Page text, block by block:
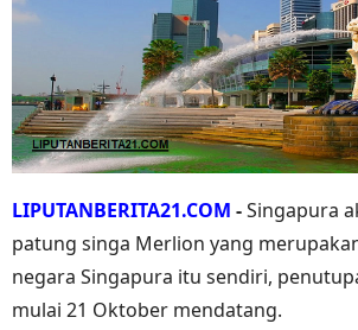
LIPUTANBERITA21.COM -Singapura
patung singa Merlion yang
negara Singapura itu sendiri,
mulai 21 Oktober mendatang.